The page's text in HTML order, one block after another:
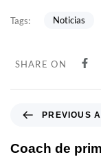
Tags: Noticias
SHARE ON
PREVIOUS
Coach de